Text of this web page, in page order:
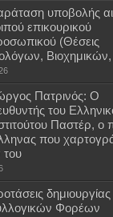
υποβολής
επικουρικού
(Θέσεις
Πατρινός: Ο
του
Παστέρ, ο
που
του
δημιουργίας
Φορέων